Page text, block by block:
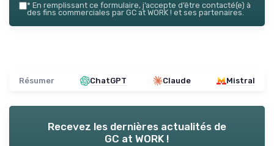
* En remplissant ce formulaire, j’accepte d’être contacté(e) à
des fins commerciales par GC at WORK ! et ses partenaires.
Résumer ChatGPT Claude Mistral
Recevez les dernières actualités de
GC at WORK !